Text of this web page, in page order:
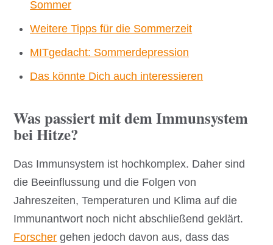
Sommer
Weitere Tipps für die Sommerzeit
MITgedacht: Sommerdepression
Das könnte Dich auch interessieren
Was passiert mit dem Immunsystem
bei Hitze?
Das Immunsystem ist hochkomplex. Daher sind
die Beeinflussung und die Folgen von
Jahreszeiten, Temperaturen und Klima auf die
Immunantwort noch nicht abschließend geklärt.
Forscher gehen jedoch davon aus, dass das